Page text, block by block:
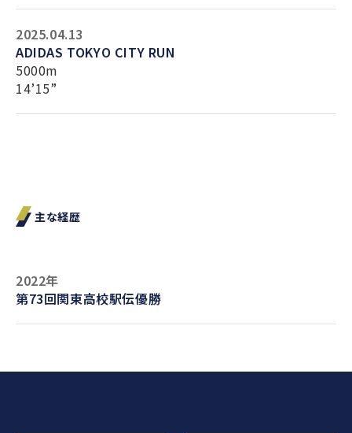
2025.04.13
ADIDAS TOKYO CITY RUN
5000m
14’15”
主な経歴
2022年
第73回関東高校駅伝優勝